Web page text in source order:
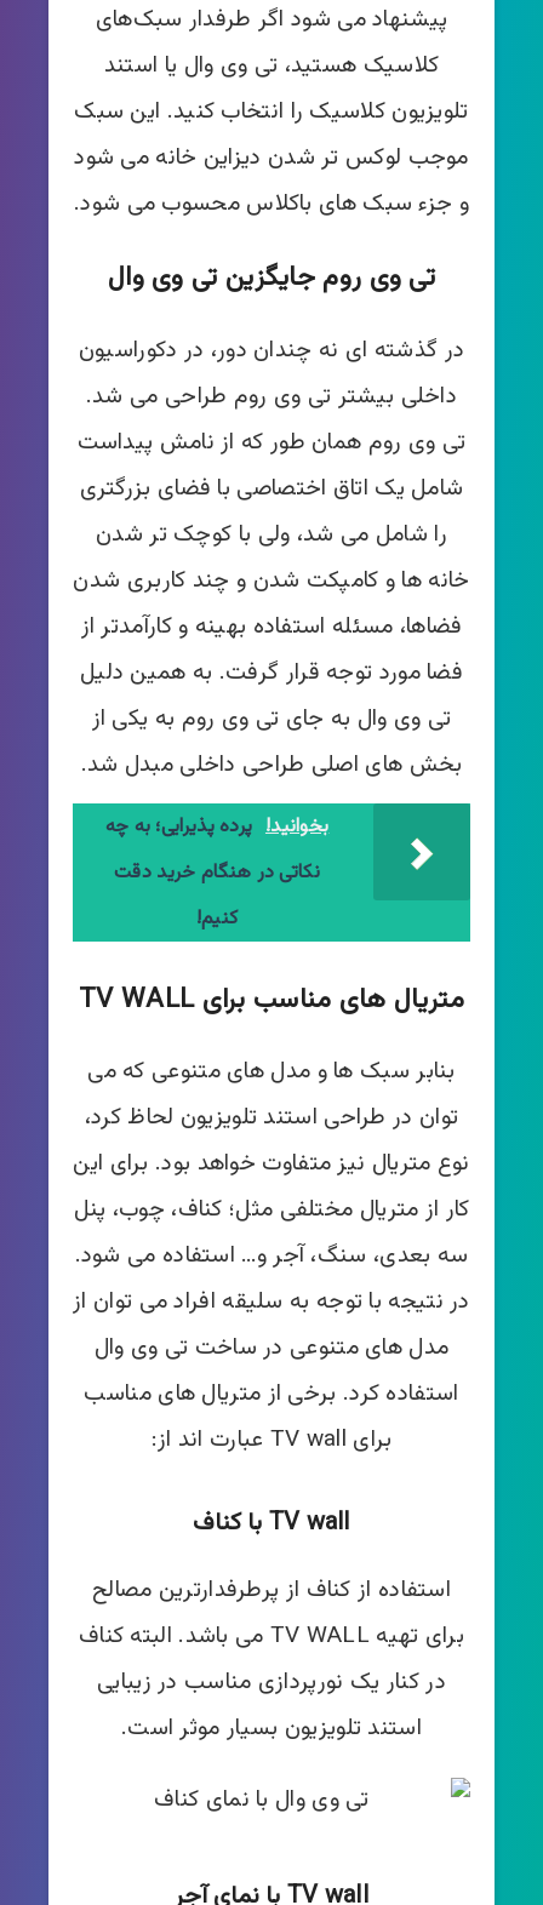
پیشنهاد می شود اگر طرفدار سبک‌های
کلاسیک هستید، تی وی وال یا استند
تلویزیون کلاسیک را انتخاب کنید. این سبک
موجب لوکس تر شدن دیزاین خانه می شود
و جزء سبک های باکلاس محسوب می شود.
تی وی روم جایگزین تی وی ‌وال
در گذشته ای نه چندان دور، در دکوراسیون
داخلی بیشتر تی وی روم طراحی می شد.
تی وی روم همان طور که از نامش پیداست
شامل یک اتاق اختصاصی با فضای بزرگتری
را شامل می شد، ولی با کوچک تر شدن
خانه ها و کامپکت شدن و چند کاربری شدن
فضاها، مسئله استفاده بهینه و کارآمدتر از
فضا مورد توجه قرار گرفت. به همین دلیل
تی وی وال به جای تی وی روم به یکی از
بخش های اصلی طراحی داخلی مبدل شد.
بخوانید! پرده پذیرایی؛ به چه
نکاتی در هنگام خرید دقت
کنیم!
متریال های مناسب برای TV WALL
بنابر سبک ها و مدل های متنوعی که می
توان در طراحی استند تلویزیون لحاظ کرد،
نوع متریال نیز متفاوت خواهد بود. برای این
کار از متریال مختلفی مثل؛ کناف، چوب، پنل
سه بعدی، سنگ، آجر و… استفاده می شود.
در نتیجه با توجه به سلیقه افراد می توان از
مدل های متنوعی در ساخت تی وی وال
استفاده کرد. برخی از متریال های مناسب
برای TV wall عبارت اند از:
TV wall با کناف
استفاده از کناف از پرطرفدارترین مصالح
برای تهیه TV WALL می باشد. البته کناف
در کنار یک نورپردازی مناسب در زیبایی
استند تلویزیون بسیار موثر است.
TV wall با نمای آجر